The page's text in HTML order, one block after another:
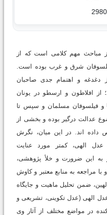
مباحث مهم کلامی است که از
شرق و غرب بوده است.
دغدغه و اهتمام جدی صاحبان
از افلاطون و ارسطو در یونان
و فیلسوفان مسلمان و سپس تا
عدالت درگیر بوده و بخشی از
داده اند. در این میان، نگرش
عدل الهی، کمتر مورد عنایت
این ضرورت و خلأ پژوهشی،
مراجعه به منابع معتبر و کاوش
ضمن تحلیل ماهیت و جایگاه
الهی (عدل تکوینی، تشریعی و
در مواضع مختلف از آثار وی